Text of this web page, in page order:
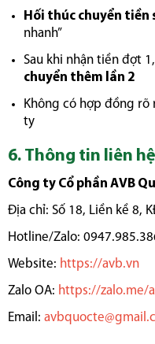
Hối thúc chuyển tiền
nhanh”
Sau khi nhận tiền đợt
chuyển thêm lần 2
Không có hợp đồng rõ
ty
6. Thông tin liên
Công ty Cổ phần AVB
Địa chỉ: Số 18, Liền kề 8,
Hotline/Zalo:
Website: https://avb.vn
Zalo OA: https://zalo.me/
Email: